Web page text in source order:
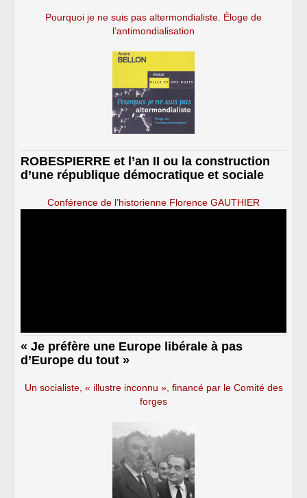
Pourquoi je ne suis pas altermondialiste. Éloge de
l’antimondialisation
ROBESPIERRE et l’an II ou la construction
d’une république démocratique et sociale
Conférence de l’historienne Florence GAUTHIER
« Je préfère une Europe libérale à pas
d’Europe du tout »
Un socialiste, « illustre inconnu », financé par le Comité des
forges